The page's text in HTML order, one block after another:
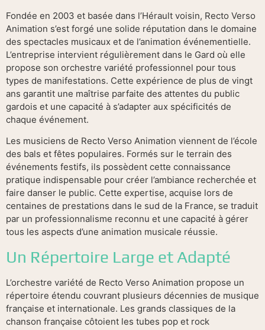
Fondée en 2003 et basée dans l’Hérault voisin, Recto Verso
Animation s’est forgé une solide réputation dans le domaine
des spectacles musicaux et de l’animation événementielle.
L’entreprise intervient régulièrement dans le Gard où elle
propose son orchestre variété professionnel pour tous
types de manifestations. Cette expérience de plus de vingt
ans garantit une maîtrise parfaite des attentes du public
gardois et une capacité à s’adapter aux spécificités de
chaque événement.
Les musiciens de Recto Verso Animation viennent de l’école
des bals et fêtes populaires. Formés sur le terrain des
événements festifs, ils possèdent cette connaissance
pratique indispensable pour créer l’ambiance recherchée et
faire danser le public. Cette expertise, acquise lors de
centaines de prestations dans le sud de la France, se traduit
par un professionnalisme reconnu et une capacité à gérer
tous les aspects d’une animation musicale réussie.
Un Répertoire Large et Adapté
L’orchestre variété de Recto Verso Animation propose un
répertoire étendu couvrant plusieurs décennies de musique
française et internationale. Les grands classiques de la
chanson française côtoient les tubes pop et rock